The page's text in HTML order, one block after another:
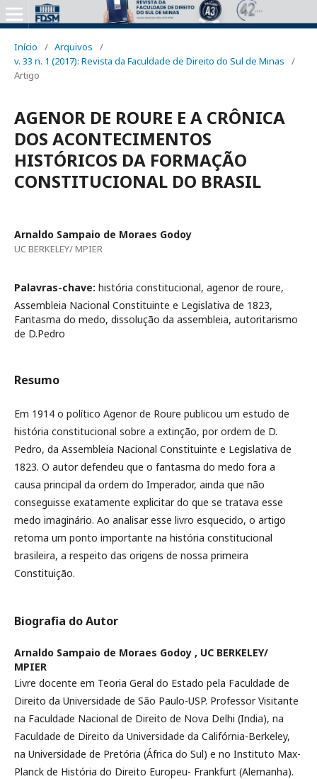
Início / Arquivos
/
v. 33 n. 1 (2017): Revista da Faculdade de Direito do Sul de Minas
/
Artigo
AGENOR DE ROURE E A CRÔNICA
DOS ACONTECIMENTOS
HISTÓRICOS DA FORMAÇÃO
CONSTITUCIONAL DO BRASIL
Arnaldo Sampaio de Moraes Godoy
UC BERKELEY/ MPIER
Palavras-chave: história constitucional, agenor de roure,
Assembleia Nacional Constituinte e Legislativa de 1823,
Fantasma do medo, dissolução da assembleia, autoritarismo
de D.Pedro
Resumo
Em 1914 o político Agenor de Roure publicou um estudo de
história constitucional sobre a extinção, por ordem de D.
Pedro, da Assembleia Nacional Constituinte e Legislativa de
1823. O autor defendeu que o fantasma do medo fora a
causa principal da ordem do Imperador, ainda que não
conseguisse exatamente explicitar do que se tratava esse
medo imaginário. Ao analisar esse livro esquecido, o artigo
retoma um ponto importante na história constitucional
brasileira, a respeito das origens de nossa primeira
Constituição.
Biografia do Autor
Arnaldo Sampaio de Moraes Godoy , UC BERKELEY/
MPIER
Livre docente em Teoria Geral do Estado pela Faculdade de
Direito da Universidade de São Paulo-USP. Professor Visitante
na Faculdade Nacional de Direito de Nova Delhi (India), na
Faculdade de Direito da Universidade da Califórnia-Berkeley,
na Universidade de Pretória (África do Sul) e no Instituto Max-
Planck de História do Direito Europeu- Frankfurt (Alemanha).